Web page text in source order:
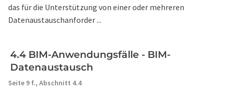
das für die Unterstützung von einer oder mehreren
Datenaustauschanforder ...
4.4 BIM-Anwendungsfälle - BIM-
Datenaustausch
Seite 9 f., Abschnitt 4.4